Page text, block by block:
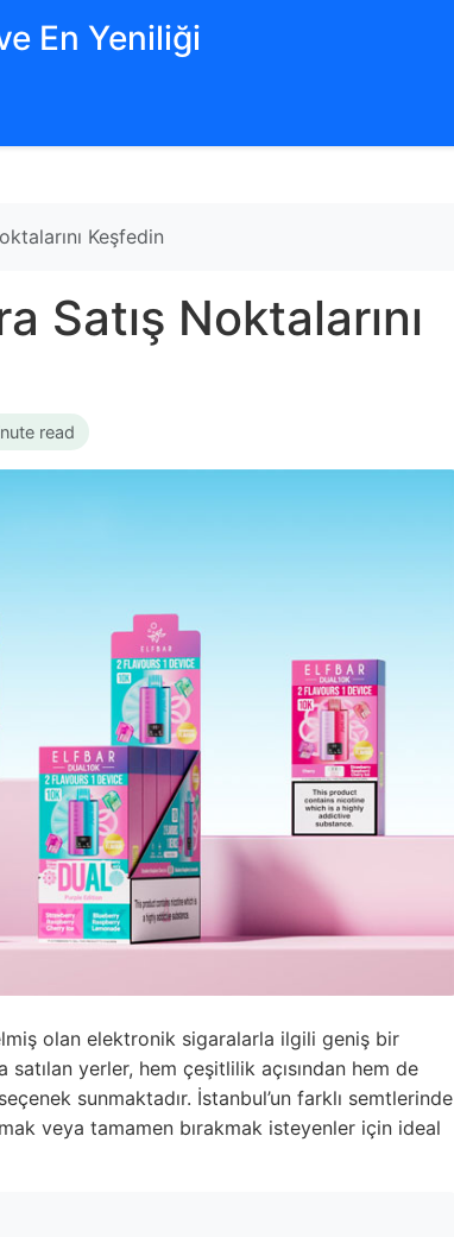
En Yeniliği
Keşfedin
Satış Noktalarını
read
olan elektronik sigaralarla ilgili geniş bir
yerler, hem çeşitlilik açısından hem de
sunmaktadır. İstanbul’un farklı semtlerinde
veya tamamen bırakmak isteyenler için ideal